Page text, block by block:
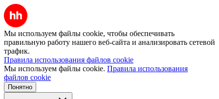
Мы используем файлы cookie, чтобы обеспечивать
правильную работу нашего веб-сайта и анализировать сетевой
трафик.
Правила использования файлов cookie
Мы используем файлы cookie. Правила использования
файлов cookie
Понятно